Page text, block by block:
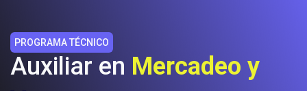
PROGRAMA TÉCNICO
Auxiliar en Mercadeo y